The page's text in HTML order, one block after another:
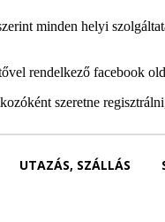
minden helyi
rendelkező facebook
szeretne
UTAZÁS, SZÁLLÁS